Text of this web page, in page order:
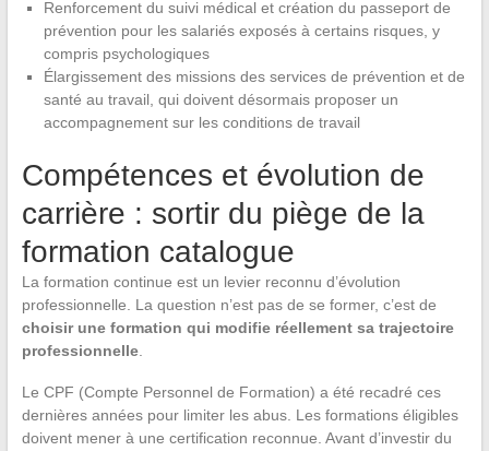
Renforcement du suivi médical et création du passeport de
prévention pour les salariés exposés à certains risques, y
compris psychologiques
Élargissement des missions des services de prévention et de
santé au travail, qui doivent désormais proposer un
accompagnement sur les conditions de travail
Compétences et évolution de
carrière : sortir du piège de la
formation catalogue
La formation continue est un levier reconnu d’évolution
professionnelle. La question n’est pas de se former, c’est de
choisir une formation qui modifie réellement sa trajectoire
professionnelle.
Le CPF (Compte Personnel de Formation) a été recadré ces
dernières années pour limiter les abus. Les formations éligibles
doivent mener à une certification reconnue. Avant d’investir du